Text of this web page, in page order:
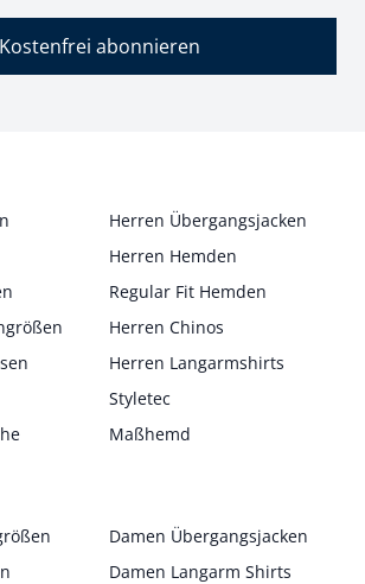
Kostenfrei abonnieren
Herren Übergangsjacken
Herren Hemden
Regular Fit Hemden
Herren Chinos
Herren Langarmshirts
Styletec
Maßhemd
Damen Übergangsjacken
Damen Langarm Shirts